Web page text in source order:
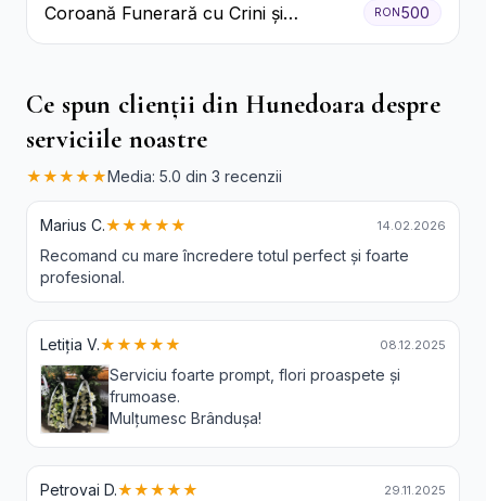
Coroană Funerară cu Crini și
Garoafe Albe
RON500
Ce spun clienții din Hunedoara despre
serviciile noastre
★★★★★Media: 5.0 din 3 recenzii
Marius C.★★★★★ 14.02.2026
Recomand cu mare încredere totul perfect și foarte
profesional.
Letiția V.★★★★★ 08.12.2025
Serviciu foarte prompt, flori proaspete și
frumoase.
Mulțumesc Brândușa!
Petrovai D.★★★★★ 29.11.2025